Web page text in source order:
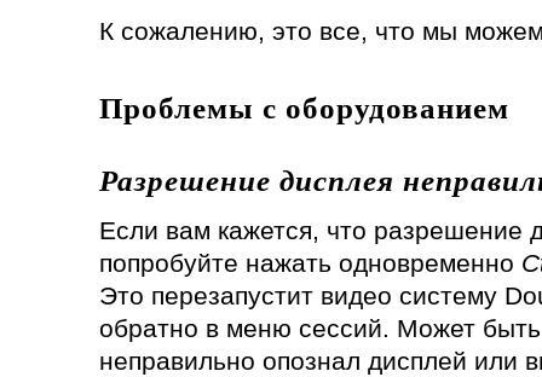
К сожалению, это все, что мы
Проблемы с оборудованием
Разрешение дисплея
Если вам кажется, что разрешение
попробуйте нажать одновременно
Это перезапустит видео систему
обратно в меню сессий. Может
неправильно опознал дисплей или